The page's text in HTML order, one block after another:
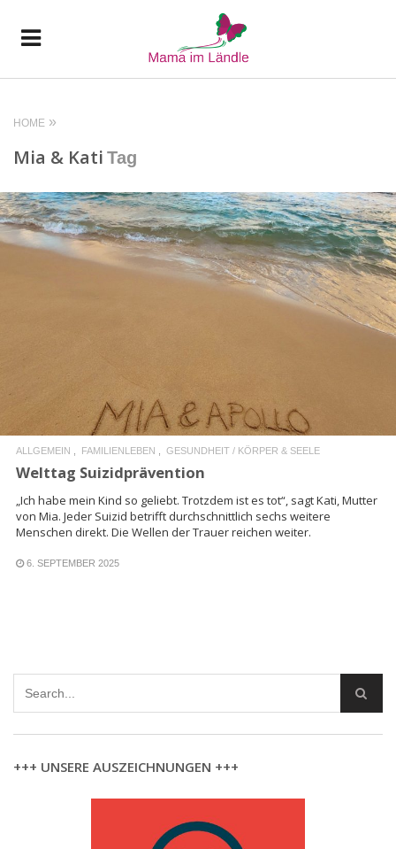
HOME
Mia & Kati Tag
ALLGEMEIN FAMILIENLEBEN GESUNDHEIT / KÖRPER & SEELE
Welttag Suizidprävention
„Ich habe mein Kind so geliebt. Trotzdem ist es tot“, sagt Kati, Mutter
von Mia. Jeder Suizid betrifft durchschnittlich sechs weitere
Menschen direkt. Die Wellen der Trauer reichen weiter.
6. SEPTEMBER 2025
+++ UNSERE AUSZEICHNUNGEN +++